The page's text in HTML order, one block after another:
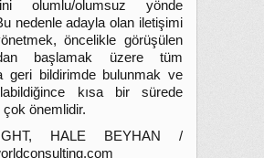
olumlu/olumsuz yönde
nedenle adayla olan iletişimi
öncelikle görüşülen
başlamak üzere tüm
geri bildirimde bulunmak ve
kısa bir sürede
önemlidir.
HALE BEYHAN /